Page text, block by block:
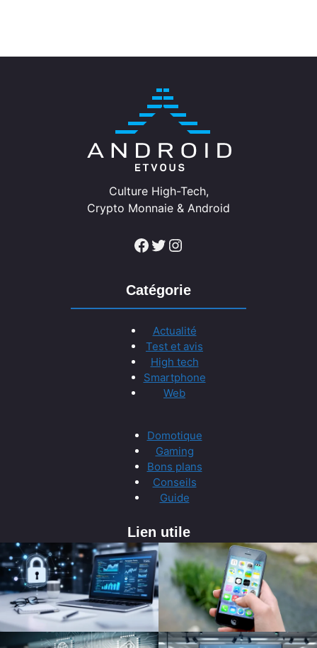
Culture High-Tech,
Crypto Monnaie & Android
Facebook Twitter Instagram
Catégorie
Actualité
Test et avis
High tech
Smartphone
Web
Domotique
Gaming
Bons plans
Conseils
Guide
Lien utile